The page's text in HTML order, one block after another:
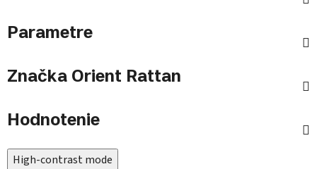
Parametre
Značka Orient Rattan
Hodnotenie
High-contrast mode